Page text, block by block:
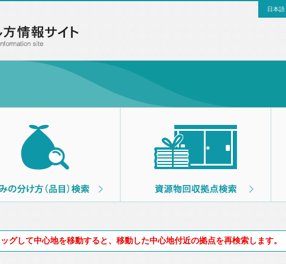
日本語
グして中心地を移動すると、移動した中心地付近の拠点を再検索します。